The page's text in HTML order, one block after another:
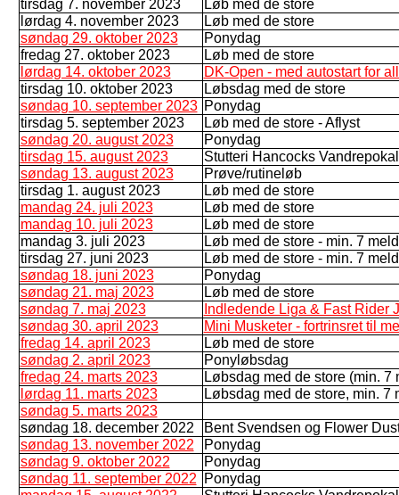
tirsdag 7. november 2023
Løb med de store
lørdag 4. november 2023
Løb med de store
søndag 29. oktober 2023
Ponydag
fredag 27. oktober 2023
Løb med de store
lørdag 14. oktober 2023
DK-Open - med autostart for
tirsdag 10. oktober 2023
Løbsdag med de store
søndag 10. september 2023 Ponydag
tirsdag 5. september 2023
Løb med de store - Aflyst
søndag 20. august 2023
Ponydag
tirsdag 15. august 2023
Stutteri Hancocks
søndag 13. august 2023
Prøve/rutineløb
tirsdag 1. august 2023
Løb med de store
mandag 24. juli 2023
Løb med de store
mandag 10. juli 2023
Løb med de store
mandag 3. juli 2023
Løb med de store - min. 7
tirsdag 27. juni 2023
Løb med de store - min. 7
søndag 18. juni 2023
Ponydag
søndag 21. maj 2023
Løb med de store
søndag 7. maj 2023
Indledende Liga & Fast Rider
søndag 30. april 2023
Mini Musketer - fortrinsret til
fredag 14. april 2023
Løb med de store
søndag 2. april 2023
Ponyløbsdag
fredag 24. marts 2023
Løbsdag med de store (min. 7
lørdag 11. marts 2023
Løbsdag med de store, min. 7
søndag 5. marts 2023
søndag 18. december 2022
Bent Svendsen og Flower
søndag 13. november 2022
Ponydag
søndag 9. oktober 2022
Ponydag
søndag 11. september 2022
Ponydag